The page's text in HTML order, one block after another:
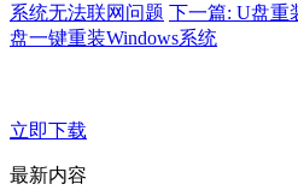
系统无法联网问题 下一篇: U盘重
盘一键重装Windows系统
立即下载
最新内容